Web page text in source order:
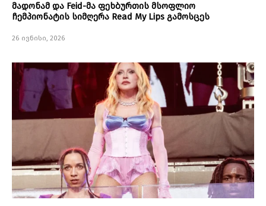
მადონამ და Feid-მა ფეხბურთის მსოფლიო
ჩემპიონატის სიმღერა Read My Lips გამოსცეს
26 ივნისი, 2026